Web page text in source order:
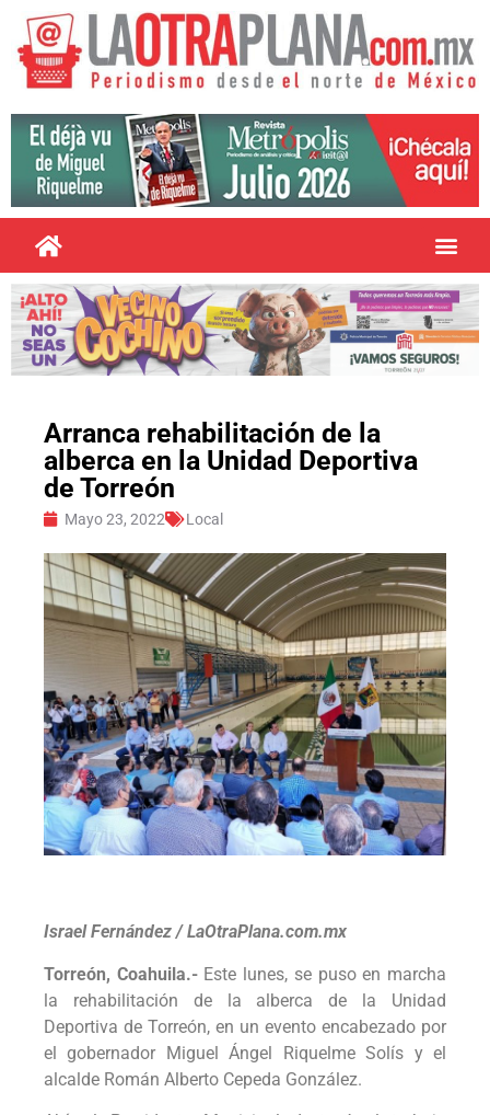
Arranca rehabilitación de la
alberca en la Unidad Deportiva
de Torreón
Mayo 23, 2022 Local
Israel Fernández / LaOtraPlana.com.mx
Torreón, Coahuila.-Este lunes, se puso en marcha
la rehabilitación de la alberca de la Unidad
Deportiva de Torreón, en un evento encabezado por
el gobernador Miguel Ángel Riquelme Solís y el
alcalde Román Alberto Cepeda González.